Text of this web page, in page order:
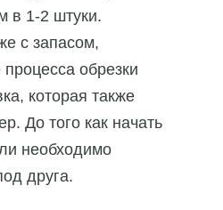
в 1-2 штуки.
с запасом,
обрезки
которая также
До того как начать
необходимо
друга.